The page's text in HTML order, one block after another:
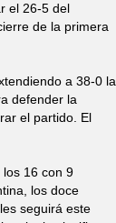
el 26-5 del
de la primera
a 38-0 la
defender la
el partido. El
16 con 9
los doce
seguirá este